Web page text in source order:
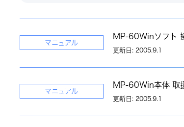
マニュアル
MP-60Winソフト
更新日: 2005.9.1
マニュアル
MP-60Win本体 取
更新日: 2005.9.1